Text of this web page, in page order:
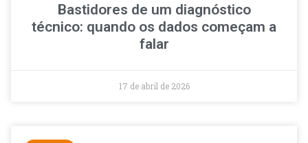
Bastidores de um diagnóstico
técnico: quando os dados começam a
falar
17 de abril de 2026